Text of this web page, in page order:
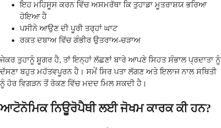
ਇਹ ਮਹਿਸੂਸ ਕਰਨ ਵਿੱਚ ਅਸਮਰੱਥਾ ਕਿ ਤੁਹਾਡਾ ਮੂਤਰਾਸ਼ਯ ਭਰਿਆ
ਹੋਇਆ ਹੈ
ਪਸੀਨੇ ਆਉਣ ਦੀ ਪੂਰੀ ਤਰ੍ਹਾਂ ਘਾਟ
ਰਕਤ ਦਬਾਅ ਵਿੱਚ ਗੰਭੀਰ ਉਤਰਾਅ-ਚੜਾਅ
ਜੇਕਰ ਤੁਹਾਨੂੰ ਸ਼ੂਗਰ ਹੈ, ਤਾਂ ਇਨ੍ਹਾਂ ਲੱਛਣਾਂ ਬਾਰੇ ਆਪਣੇ ਸਿਹਤ ਸੰਭਾਲ ਪ੍ਰਦਾਤਾ ਨੂੰ
ਦੱਸਣਾ ਬਹੁਤ ਮਹੱਤਵਪੂਰਨ ਹੈ। ਸਮੇਂ ਸਿਰ ਪਤਾ ਲੱਗਣ ਅਤੇ ਇਲਾਜ ਨਾਲ ਸਥਿਤੀ
ਨੂੰ ਹੋਰ ਵਿਗੜਨ ਤੋਂ ਰੋਕਣ ਵਿੱਚ ਮਦਦ ਮਿਲ ਸਕਦੀ ਹੈ।
ਆਟੋਨੋਮਿਕ ਨਿਊਰੋਪੈਥੀ ਲਈ ਜੋਖਮ ਕਾਰਕ ਕੀ ਹਨ?